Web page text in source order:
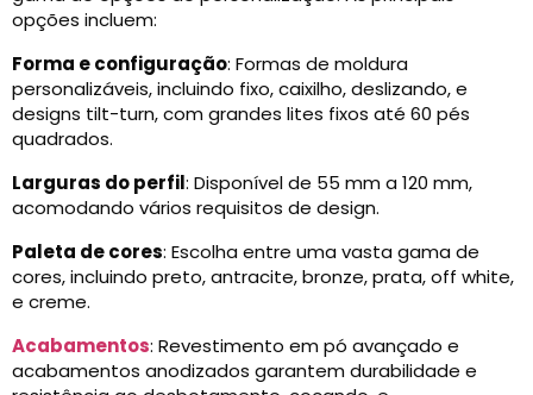
opções incluem:
Forma e configuração: Formas de moldura
personalizáveis, incluindo fixo, caixilho, deslizando, e
designs tilt-turn, com grandes lites fixos até 60 pés
quadrados.
Larguras do perfil: Disponível de 55 mm a 120 mm,
acomodando vários requisitos de design.
Paleta de cores: Escolha entre uma vasta gama de
cores, incluindo preto, antracite, bronze, prata, off white,
e creme.
Acabamentos: Revestimento em pó avançado e
acabamentos anodizados garantem durabilidade e